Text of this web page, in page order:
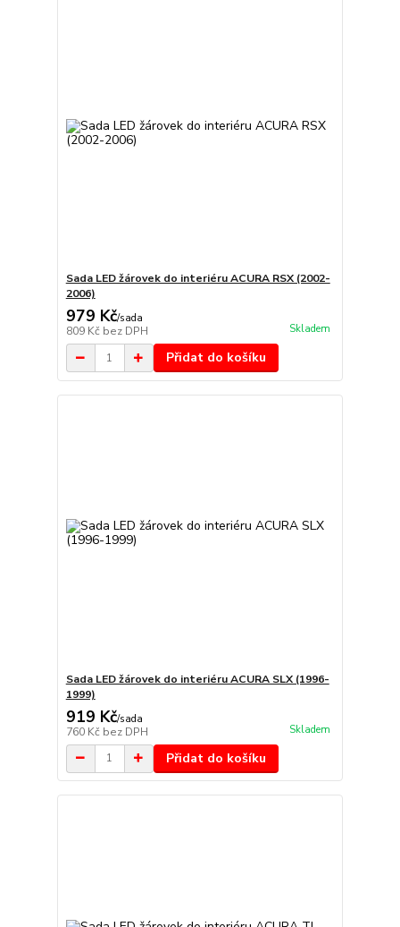
Sada LED žárovek do interiéru ACURA RSX (2002-
2006)
979 Kč/sada
809 Kč bez DPH Skladem
Přidat do košíku
Sada LED žárovek do interiéru ACURA SLX (1996-
1999)
919 Kč/sada
760 Kč bez DPH Skladem
Přidat do košíku